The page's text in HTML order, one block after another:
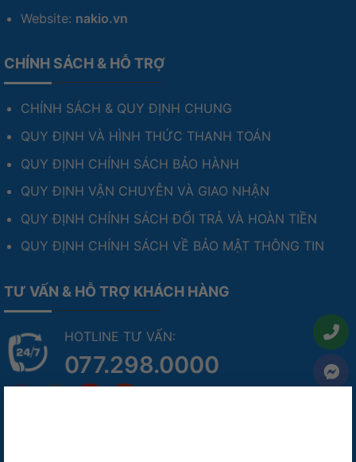
Website: nakio.vn
CHÍNH SÁCH & HỖ TRỢ
CHÍNH SÁCH & QUY ĐỊNH CHUNG
QUY ĐỊNH VÀ HÌNH THỨC THANH TOÁN
QUY ĐỊNH CHÍNH SÁCH BẢO HÀNH
QUY ĐỊNH VẬN CHUYỄN VÀ GIAO NHẬN
QUY ĐỊNH CHÍNH SÁCH ĐỔI TRẢ VÀ HOÀN TIỀN
QUY ĐỊNH CHÍNH SÁCH VỀ BẢO MẬT THÔNG TIN
TƯ VẤN & HỖ TRỢ KHÁCH HÀNG
HOTLINE TƯ VẤN:
077.298.0000